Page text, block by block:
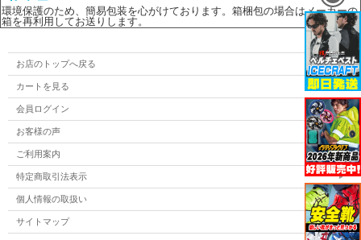
環境保護のため、簡易包装を心がけております。箱梱包の場合はメーカーの
箱を再利用してお送りします。
お店のトップへ戻る
カートを見る
会員ログイン
お客様の声
ご利用案内
特定商取引法表示
個人情報の取扱い
サイトマップ